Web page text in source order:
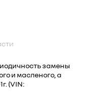
замены
и масленого, а
(VIN: